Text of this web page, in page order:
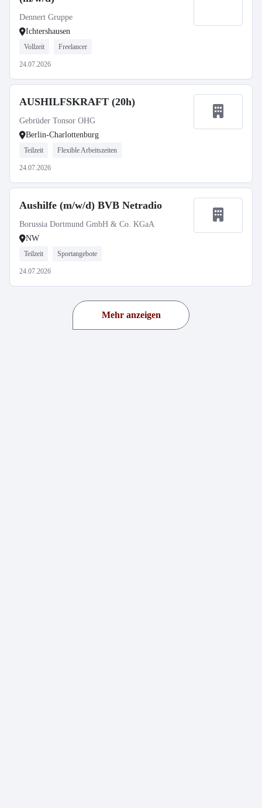
Dennert Gruppe
Ichtershausen
Vollzeit Freelancer
24.07.2026
AUSHILFSKRAFT (20h)
Gebrüder Tonsor OHG
Berlin-Charlottenburg
Teilzeit Flexible Arbeitszeiten
24.07.2026
Aushilfe (m/w/d) BVB Netradio
Borussia Dortmund GmbH & Co. KGaA
NW
Teilzeit Sportangebote
24.07.2026
Mehr anzeigen